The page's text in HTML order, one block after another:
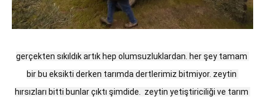
gerçekten sıkıldık artık hep olumsuzluklardan. her şey tamam
bir bu eksikti derken tarımda dertlerimiz bitmiyor. zeytin
hırsızları bitti bunlar çıktı şimdide.  zeytin yetiştiriciliği ve tarım